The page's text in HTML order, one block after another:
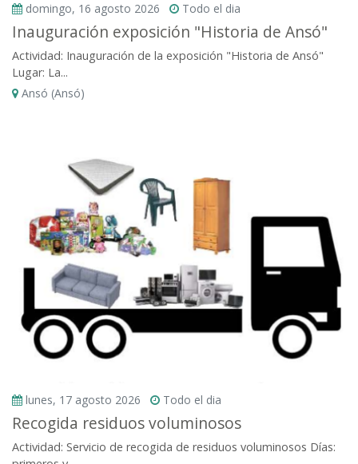
domingo, 16 agosto 2026 Todo el dia
Inauguración exposición "Historia de Ansó"
Actividad: Inauguración de la exposición "Historia de Ansó"
Lugar: La...
Ansó (Ansó)
lunes, 17 agosto 2026 Todo el dia
Recogida residuos voluminosos
Actividad: Servicio de recogida de residuos voluminosos Días: